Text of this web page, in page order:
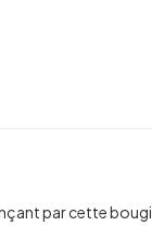
par cette